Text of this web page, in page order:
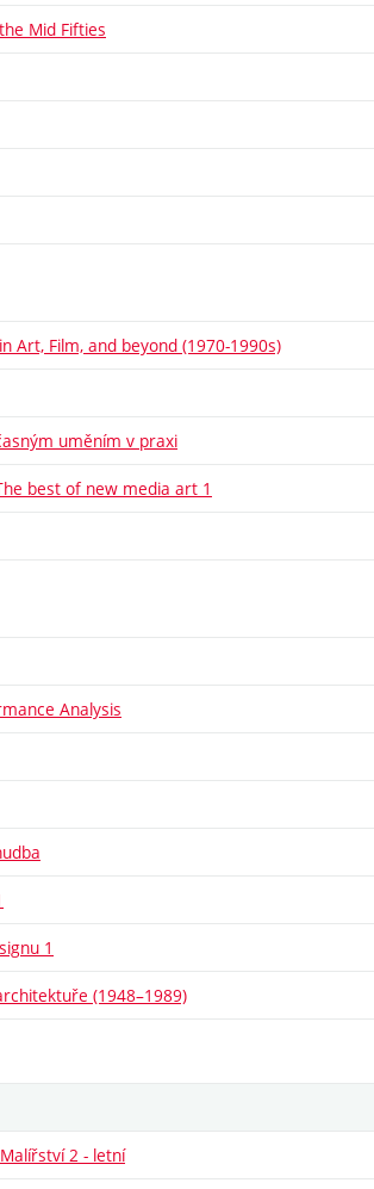
Mid Fifties
Art, Film, and beyond (1970-1990s)
uměním v praxi
best of new media art 1
Analysis
1
(1948–1989)
2 - letní